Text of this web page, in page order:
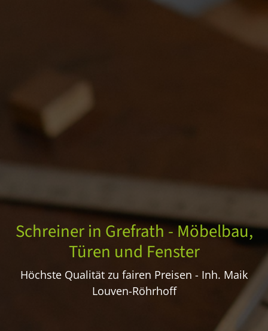
Schreiner in Grefrath - Möbelbau,
Türen und Fenster
Höchste Qualität zu fairen Preisen - Inh. Maik
Louven-Röhrhoff